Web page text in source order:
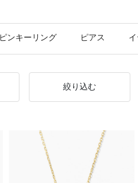
ピンキーリング ピアス
絞り込む